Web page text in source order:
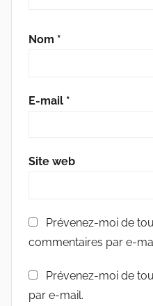
Nom *
E-mail *
Site web
Prévenez-moi de
commentaires par e-
Prévenez-moi de
par e-mail.